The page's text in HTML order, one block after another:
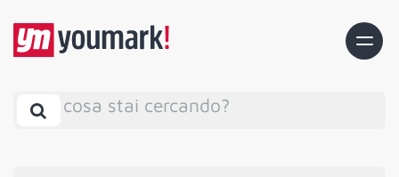
cosa stai cercando?